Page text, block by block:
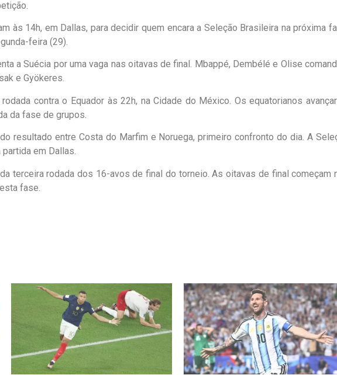
às 14h, em Dallas, para decidir quem encara a Seleção Brasileira na próxima
feira (29).
a Suécia por uma vaga nas oitavas de final. Mbappé, Dembélé e Olise
e Gyökeres.
contra o Equador às 22h, na Cidade do México. Os equatorianos
da fase de grupos.
resultado entre Costa do Marfim e Noruega, primeiro confronto do dia. A
em Dallas.
terceira rodada dos 16-avos de final do torneio. As oitavas de final começam
fase.